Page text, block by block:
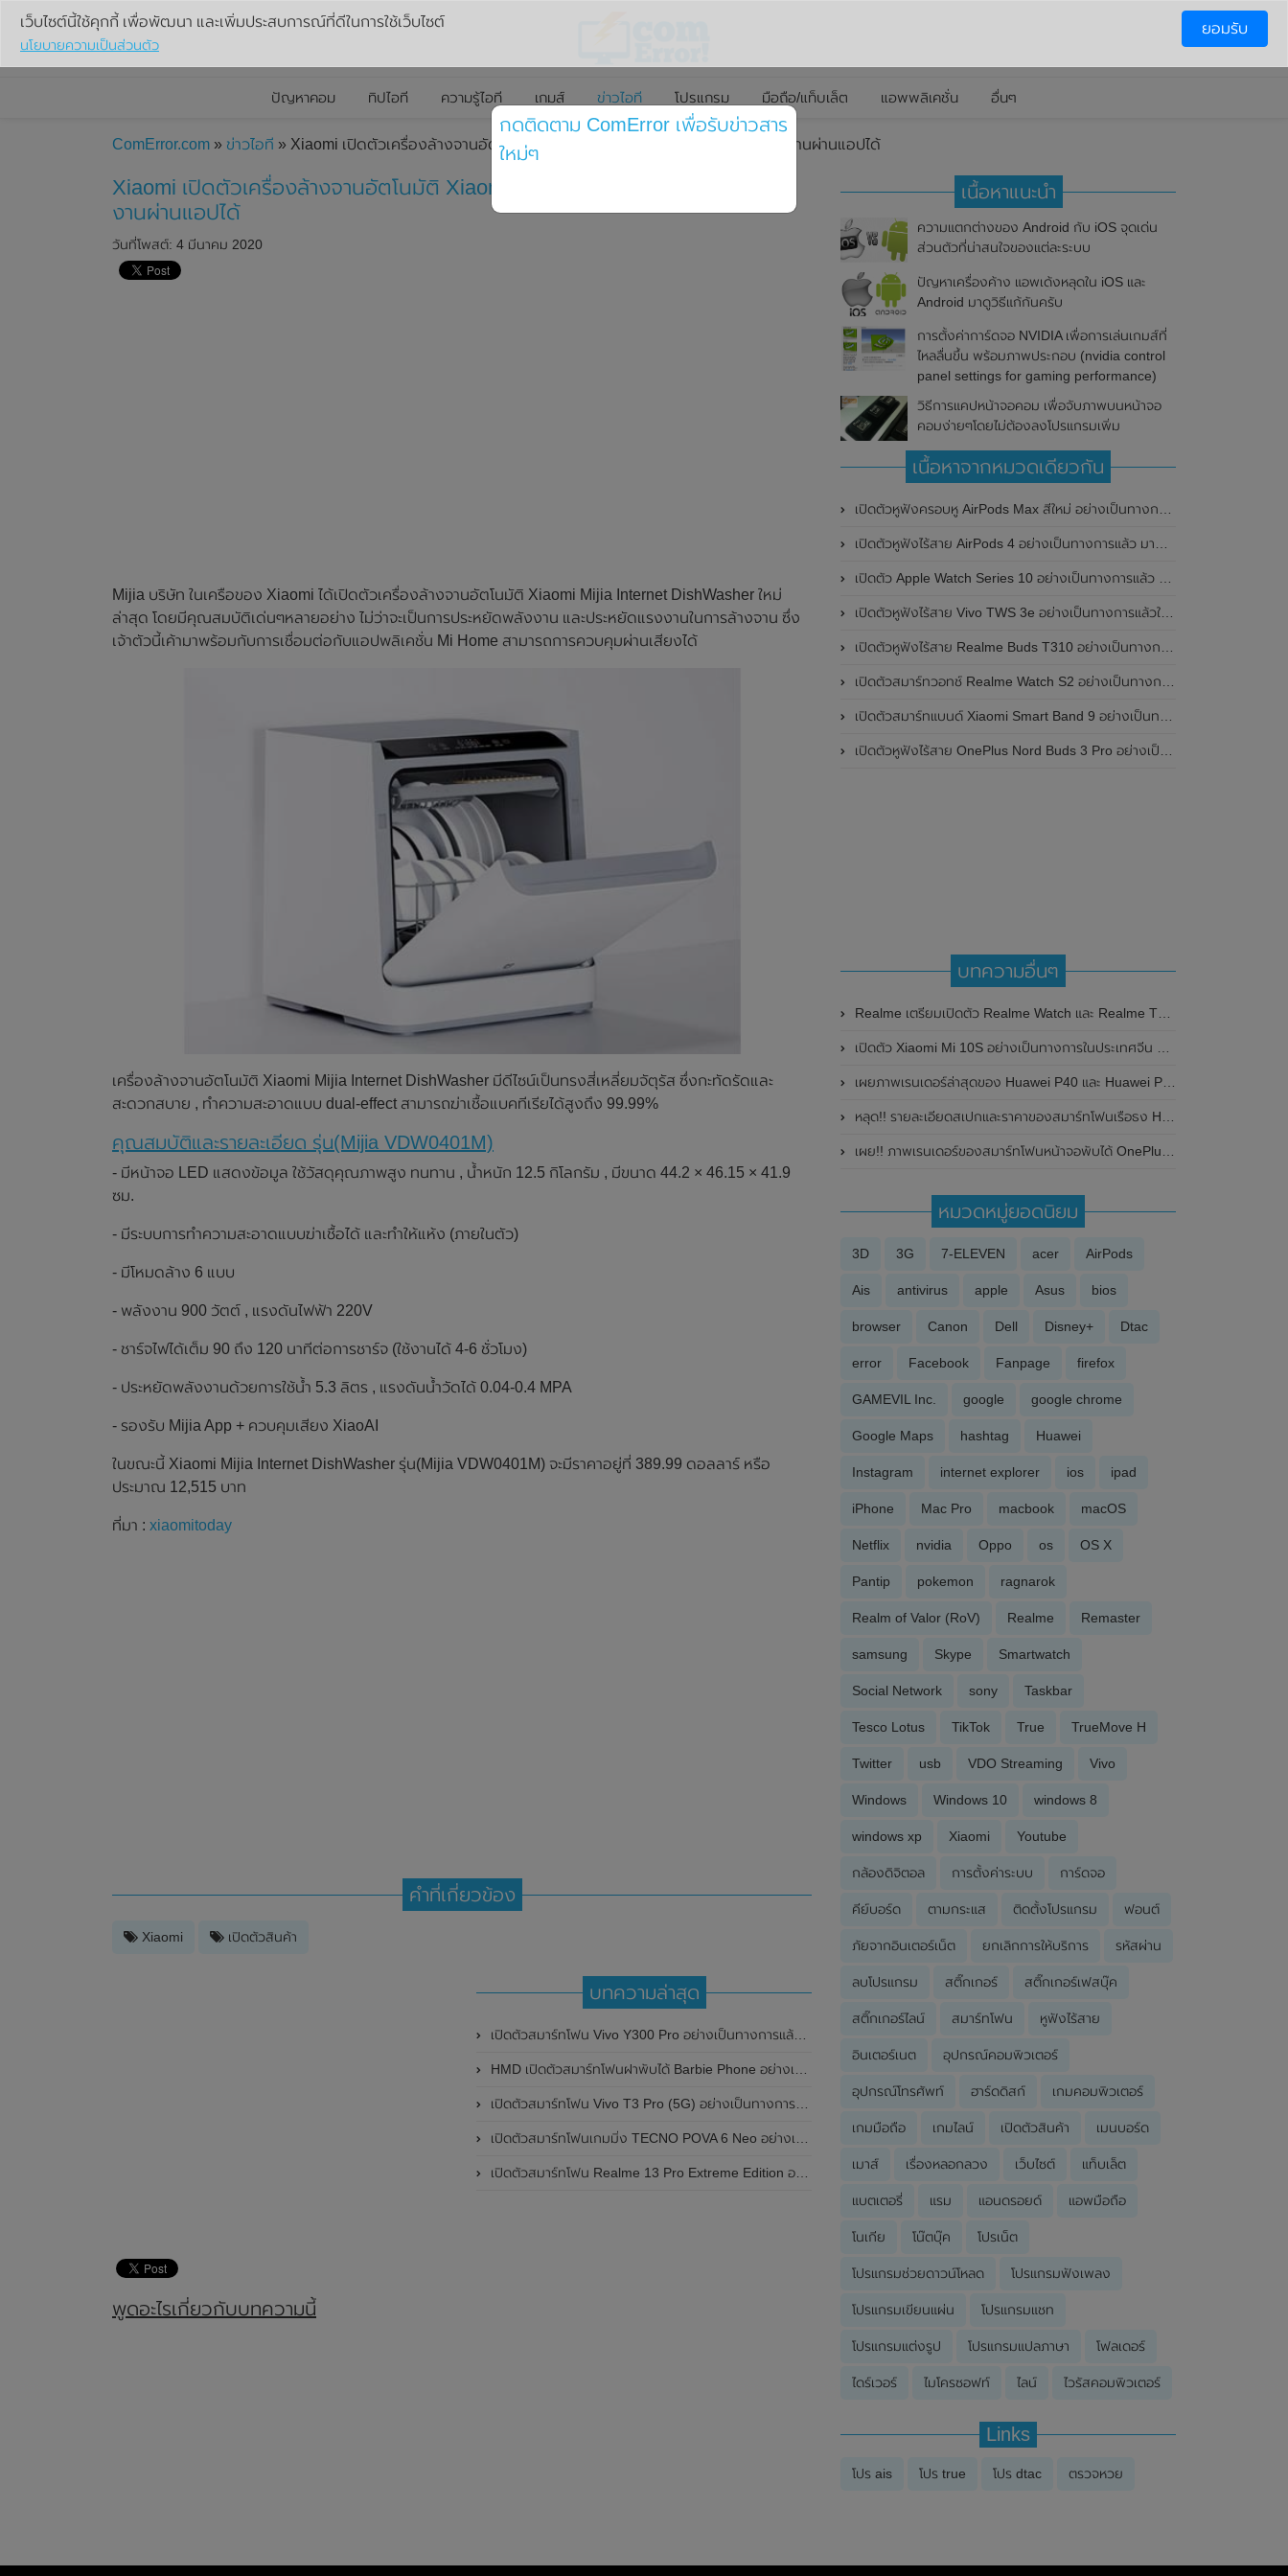
ปัญหาคอม ทิปไอที ความรู้ไอที เกมส์ ข่าวไอที โปรแกรม มือถือ/แท็บเล็ต แอพพลิเคชั่น อื่นๆ
ComError.com » ข่าวไอที » Xiaomi เปิดตัวเครื่องล้างจานอัตโนมัติ Xiaomi Mijia Internet DishWasher สั่งงานผ่านแอปได้
Xiaomi เปิดตัวเครื่องล้างจานอัตโนมัติ Xiaomi Mijia Internet DishWasher สั่ง
งานผ่านแอปได้
วันที่โพสต์: 4 มีนาคม 2020
Mijia บริษัท ในเครือของ Xiaomi ได้เปิดตัวเครื่องล้างจานอัตโนมัติ Xiaomi Mijia Internet DishWasher ใหม่
ล่าสุด โดยมีคุณสมบัติเด่นๆหลายอย่าง ไม่ว่าจะเป็นการประหยัดพลังงาน และประหยัดแรงงานในการล้างจาน ซึ่ง
เจ้าตัวนี้เค้ามาพร้อมกับการเชื่อมต่อกับแอปพลิเคชั่น Mi Home สามารถการควบคุมผ่านเสียงได้
เครื่องล้างจานอัตโนมัติ Xiaomi Mijia Internet DishWasher มีดีไซน์เป็นทรงสี่เหลี่ยมจัตุรัส ซึ่งกะทัดรัดและ
สะดวกสบาย , ทำความสะอาดแบบ dual-effect สามารถฆ่าเชื้อแบคทีเรียได้สูงถึง 99.99%
คุณสมบัติและรายละเอียด รุ่น(Mijia VDW0401M)
- มีหน้าจอ LED แสดงข้อมูล ใช้วัสดุคุณภาพสูง ทนทาน , น้ำหนัก 12.5 กิโลกรัม , มีขนาด 44.2 × 46.15 × 41.9
ซม.
- มีระบบการทำความสะอาดแบบฆ่าเชื้อได้ และทำให้แห้ง (ภายในตัว)
- มีโหมดล้าง 6 แบบ
- พลังงาน 900 วัตต์ , แรงดันไฟฟ้า 220V
- ชาร์จไฟได้เต็ม 90 ถึง 120 นาทีต่อการชาร์จ (ใช้งานได้ 4-6 ชั่วโมง)
- ประหยัดพลังงานด้วยการใช้น้ำ 5.3 ลิตร , แรงดันน้ำวัดได้ 0.04-0.4 MPA
- รองรับ Mijia App + ควบคุมเสียง XiaoAI
ในขณะนี้ Xiaomi Mijia Internet DishWasher รุ่น(Mijia VDW0401M) จะมีราคาอยู่ที่ 389.99 ดอลลาร์ หรือ
ประมาณ 12,515 บาท
ที่มา : xiaomitoday
คำที่เกี่ยวข้อง
Xiaomi เปิดตัวสินค้า
บทความล่าสุด
เปิดตัวสมาร์ทโฟน Vivo Y300 Pro อย่างเป็นทางการแล้วในประเทศจีน มาพร้อมดีไซน์พรีเมี่ยม ทนทาน และแบตเตอรี่สุดอึดขนาดใหญ่ 6,500mAh พร้อมรองรับการชาร์จไว 80W
HMD เปิดตัวสมาร์ทโฟนฝาพับได้ Barbie Phone อย่างเป็นทางการแล้ว มาพร้อมธีมสีชมพูสดใส
เปิดตัวสมาร์ทโฟน Vivo T3 Pro (5G) อย่างเป็นทางการแล้วในประเทศอินเดีย
เปิดตัวสมาร์ทโฟนเกมมิ่ง TECNO POVA 6 Neo อย่างเป็นทางการแล้วในประเทศไทย ในราคา 8,499 บาท
เปิดตัวสมาร์ทโฟน Realme 13 Pro Extreme Edition อย่างเป็นทางการแล้วในประเทศจีน
พูดอะไรเกี่ยวกับบทความนี้
เนื้อหาแนะนำ
ความแตกต่างของ Android กับ iOS จุดเด่น
ส่วนตัวที่น่าสนใจของแต่ละระบบ
ปัญหาเครื่องค้าง แอพเด้งหลุดใน iOS และ
Android มาดูวิธีแก้กันครับ
การตั้งค่าการ์ดจอ NVIDIA เพื่อการเล่นเกมส์ที่
ไหลลื่นขึ้น พร้อมภาพประกอบ (nvidia control
panel settings for gaming performance)
วิธีการแคปหน้าจอคอม เพื่อจับภาพบนหน้าจอ
คอมง่ายๆโดยไม่ต้องลงโปรแกรมเพิ่ม
เนื้อหาจากหมวดเดียวกัน
เปิดตัวหูฟังครอบหู AirPods Max สีใหม่ อย่างเป็นทางการแล้ว
เปิดตัวหูฟังไร้สาย AirPods 4 อย่างเป็นทางการแล้ว มาพร้อม ANC และฟีเจอร์ใหม่มากมาย
เปิดตัว Apple Watch Series 10 อย่างเป็นทางการแล้ว มาพร้อมชิปเซ็ตรุ่น S10
เปิดตัวหูฟังไร้สาย Vivo TWS 3e อย่างเป็นทางการแล้วในประเทศอินเดีย มาพร้อมระบบตัดเสียงรบกวน ANC ที่ 30dB , ป้องกันฝุ่นและกันน้ำที่ระดับ IP54 , แบตเตอรี่สามารถใช้งานนานสูงสุด 36 ชั่วโมง
เปิดตัวหูฟังไร้สาย Realme Buds T310 อย่างเป็นทางการในประเทศอินเดีย มาพร้อมระบบตัดเสียงรบกวน ANC สูงสุด 46dB , เสียงรอบทิศทาง 360 องศา , แบตเตอรี่สามารถใช้งานได้นานสูงสุด 40 ชั่วโมง
เปิดตัวสมาร์ทวอทช์ Realme Watch S2 อย่างเป็นทางการในประเทศอินเดีย มาพร้อมตัวเรือนสแตนเลสสตีล , หน้าจอแสดงผล AMOLED ขนาด 1.43 นิ้ว , แบตเตอรี่ขนาดใหญ่ใช้งานได้นาน 20 วัน และรองรับคำสั่งเสียง Super AI Engine ที่ขับเคลื่อนโดย ChatGPT
เปิดตัวสมาร์ทแบนด์ Xiaomi Smart Band 9 อย่างเป็นทางการแล้ว มาพร้อมหน้าจอ AMOLED ขนาด 1.62 นิ้ว , ตัวเรือนเป็นโลหะ และแบตเตอรี่สุดอึดสามารถใช้งานได้นานถึง 21 วัน
เปิดตัวหูฟังไร้สาย OnePlus Nord Buds 3 Pro อย่างเป็นทางการแล้ว มาพร้อมระบบตัดเสียงรบกวน (ANC) สามารถลดเสียงรบกวนได้ 49dB และแบตเตอรี่สุดอึดใช้งานได้นานสูงสุดถึง 44 ชั่วโมง
บทความอื่นๆ
Realme เตรียมเปิดตัว Realme Watch และ Realme TV รุ่นแรกของค่าย ในวันที่ 25 พฤษภาคม 2020 พร้อมอุปกรณ์เสริมอื่นๆอีกเพียบ
เปิดตัว Xiaomi Mi 10S อย่างเป็นทางการในประเทศจีน มาพร้อมชิปเซ็ต Snapdragon 870 , ลำโพงคู่ , กล้องความละเอียดสูงสุด 108MP และแบตเตอรี่ขนาดใหญ่ ในราคาเริ่มต้นที่ 3,299 หยวน
เผยภาพเรนเดอร์ล่าสุดของ Huawei P40 และ Huawei P40 Pro
หลุด!! รายละเอียดสเปกและราคาของสมาร์ทโฟนเรือธง Honor Magic 3 และ Honor Magic 3 Pro
เผย!! ภาพเรนเดอร์ของสมาร์ทโฟนหน้าจอพับได้ OnePlus V Fold (หรือ OnePlus Fold)
หมวดหมู่ยอดนิยม
3D 3G 7-ELEVEN acer AirPods
Ais antivirus apple Asus bios
browser Canon Dell Disney+ Dtac
error Facebook Fanpage firefox
GAMEVIL Inc. google google chrome
Google Maps hashtag Huawei
Instagram internet explorer ios ipad
iPhone Mac Pro macbook macOS
Netflix nvidia Oppo os OS X
Pantip pokemon ragnarok
Realm of Valor (RoV) Realme Remaster
samsung Skype Smartwatch
Social Network sony Taskbar
Tesco Lotus TikTok True TrueMove H
Twitter usb VDO Streaming Vivo
Windows Windows 10 windows 8
windows xp Xiaomi Youtube
กล้องดิจิตอล การตั้งค่าระบบ การ์ดจอ
คีย์บอร์ด ตามกระแส ติดตั้งโปรแกรม ฟอนต์
ภัยจากอินเตอร์เน็ต ยกเลิกการให้บริการ รหัสผ่าน
ลบโปรแกรม สติ๊กเกอร์ สติ๊กเกอร์เฟสบุ๊ค
สติ๊กเกอร์ไลน์ สมาร์ทโฟน หูฟังไร้สาย
อินเตอร์เนต อุปกรณ์คอมพิวเตอร์
อุปกรณ์โทรศัพท์ ฮาร์ดดิสก์ เกมคอมพิวเตอร์
เกมมือถือ เกมไลน์ เปิดตัวสินค้า เมนบอร์ด
เมาส์ เรื่องหลอกลวง เว็บไซต์ แท็บเล็ต
แบตเตอรี่ แรม แอนดรอยด์ แอพมือถือ
โนเกีย โน๊ตบุ๊ค โปรเน็ต
โปรแกรมช่วยดาวน์โหลด โปรแกรมฟังเพลง
โปรแกรมเขียนแผ่น โปรแกรมแชท
โปรแกรมแต่งรูป โปรแกรมแปลภาษา โฟลเดอร์
ไดร์เวอร์ ไมโครซอฟท์ ไลน์ ไวรัสคอมพิวเตอร์
Links
โปร ais โปร true โปร dtac ตรวจหวย
เว็บไซต์นี้ใช้คุกกี้ เพื่อพัฒนา และเพิ่มประสบการณ์ที่ดีในการใช้เว็บไซต์
นโยบายความเป็นส่วนตัว
ยอมรับ
กดติดตาม ComError เพื่อรับข่าวสาร
ใหม่ๆ